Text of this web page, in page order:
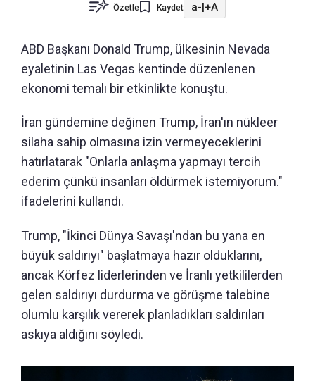
Özetle Kaydet a-|+A
ABD Başkanı Donald Trump, ülkesinin Nevada
eyaletinin Las Vegas kentinde düzenlenen
ekonomi temalı bir etkinlikte konuştu.
İran gündemine değinen Trump, İran'ın nükleer
silaha sahip olmasına izin vermeyeceklerini
hatırlatarak "Onlarla anlaşma yapmayı tercih
ederim çünkü insanları öldürmek istemiyorum."
ifadelerini kullandı.
Trump, "İkinci Dünya Savaşı'ndan bu yana en
büyük saldırıyı" başlatmaya hazır olduklarını,
ancak Körfez liderlerinden ve İranlı yetkililerden
gelen saldırıyı durdurma ve görüşme talebine
olumlu karşılık vererek planladıkları saldırıları
askıya aldığını söyledi.